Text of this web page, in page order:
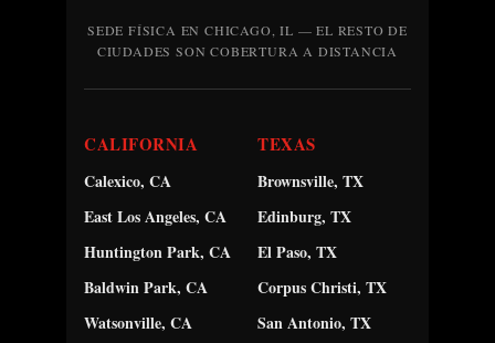
SEDE FÍSICA EN CHICAGO, IL — EL RESTO DE
CIUDADES SON COBERTURA A DISTANCIA
CALIFORNIA
Calexico, CA
East Los Angeles, CA
Huntington Park, CA
Baldwin Park, CA
Watsonville, CA
TEXAS
Brownsville, TX
Edinburg, TX
El Paso, TX
Corpus Christi, TX
San Antonio, TX